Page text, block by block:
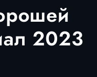
2023